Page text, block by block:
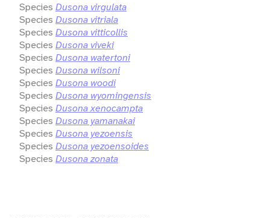
Species Dusona virgulata
Species Dusona vitriala
Species Dusona vitticollis
Species Dusona viveki
Species Dusona watertoni
Species Dusona wilsoni
Species Dusona woodi
Species Dusona wyomingensis
Species Dusona xenocampta
Species Dusona yamanakai
Species Dusona yezoensis
Species Dusona yezoensoides
Species Dusona zonata